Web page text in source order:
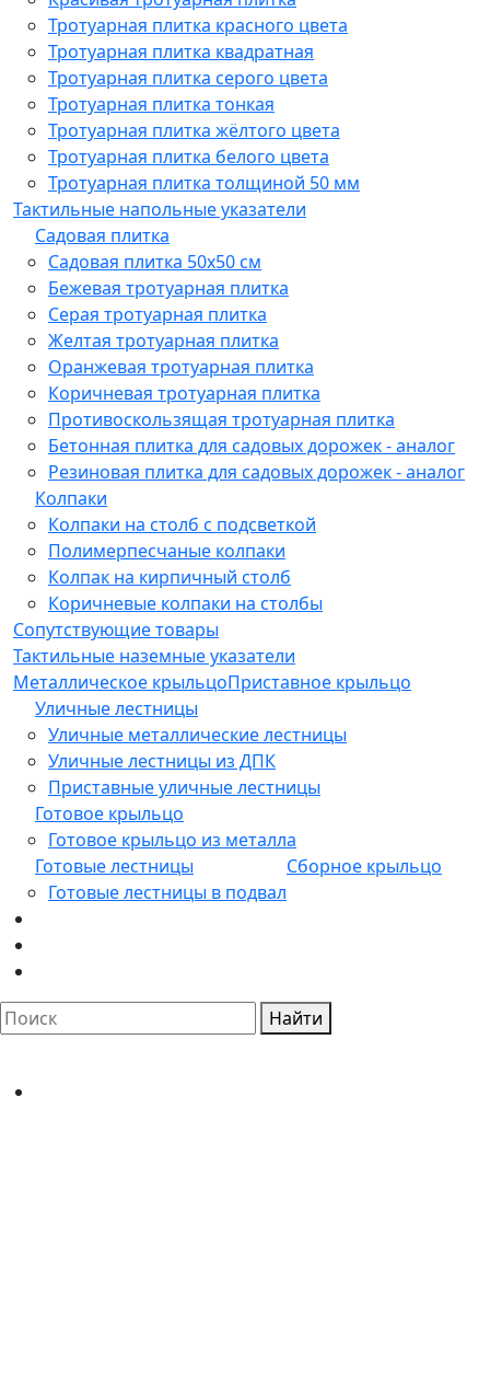
Тротуарная плитка красного цвета
Тротуарная плитка квадратная
Тротуарная плитка серого цвета
Тротуарная плитка тонкая
Тротуарная плитка жёлтого цвета
Тротуарная плитка белого цвета
Тротуарная плитка толщиной 50 мм
Тактильные напольные указатели
Садовая плитка
Садовая плитка 50х50 см
Бежевая тротуарная плитка
Серая тротуарная плитка
Желтая тротуарная плитка
Оранжевая тротуарная плитка
Коричневая тротуарная плитка
Противоскользящая тротуарная плитка
Бетонная плитка для садовых дорожек - аналог
Резиновая плитка для садовых дорожек - аналог
Колпаки
Колпаки на столб с подсветкой
Полимерпесчаные колпаки
Колпак на кирпичный столб
Коричневые колпаки на столбы
Сопутствующие товары
Тактильные наземные указатели
Металлическое крыльцоПриставное крыльцо
Уличные лестницы
Уличные металлические лестницы
Уличные лестницы из ДПК
Приставные уличные лестницы
Готовое крыльцо
Готовое крыльцо из металла
Готовые лестницы
Готовые лестницы в подвал
Сборное крыльцо
Найти